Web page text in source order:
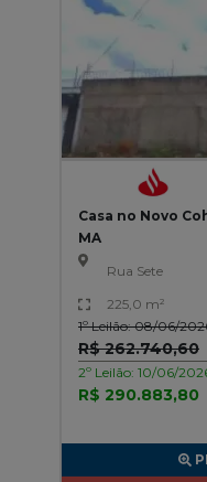
Casa no Novo
MA
Rua Sete
225,0 m²
1º Leilão: 08/06/
R$ 262.740,60
2º Leilão: 10/06/
R$ 290.883,80